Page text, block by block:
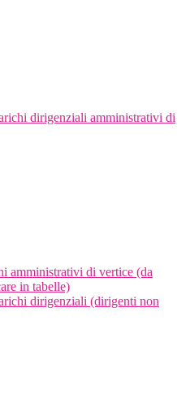
dirigenziali amministrativi di
amministrativi di vertice (da
in tabelle)
dirigenziali (dirigenti non